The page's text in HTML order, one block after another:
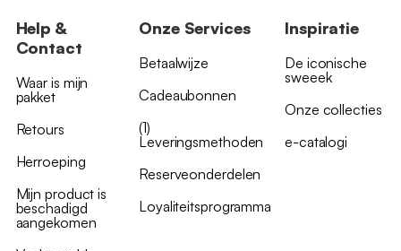
Help &
Contact
Waar is mijn
pakket
Retours
Herroeping
Mijn product is
beschadigd
aangekomen
Onze Services
Betaalwijze
Cadeaubonnen
(1)
Leveringsmethoden
Reserveonderdelen
Loyaliteitsprogramma
Inspiratie
De iconische
sweeek
Onze collecties
e-catalogi